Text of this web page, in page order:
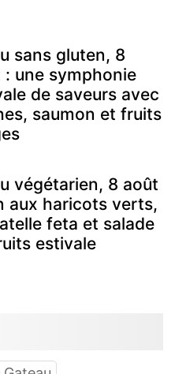
sans gluten, 8
: une symphonie
de saveurs avec
saumon et fruits
végétarien, 8 août
aux haricots verts,
feta et salade
estivale